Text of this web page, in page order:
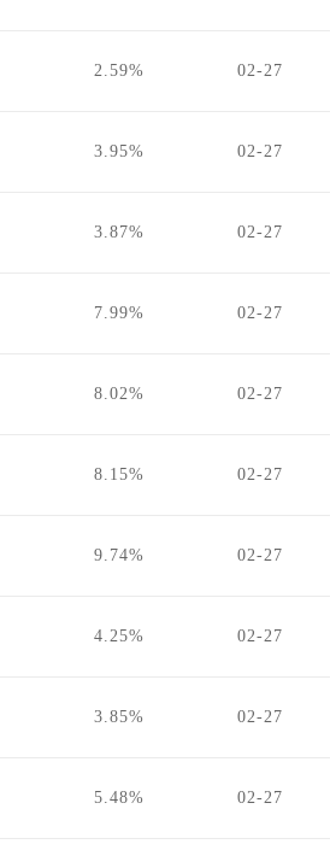
2.59% 02-27
3.95% 02-27
3.87% 02-27
7.99% 02-27
8.02% 02-27
8.15% 02-27
9.74% 02-27
4.25% 02-27
3.85% 02-27
5.48% 02-27